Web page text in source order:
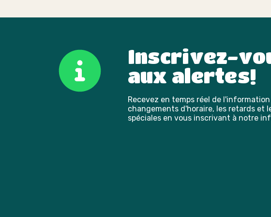
Inscrivez-
aux alertes!
Recevez en temps réel de
changements d'horaire, les retards et
spéciales en vous inscrivant à notre